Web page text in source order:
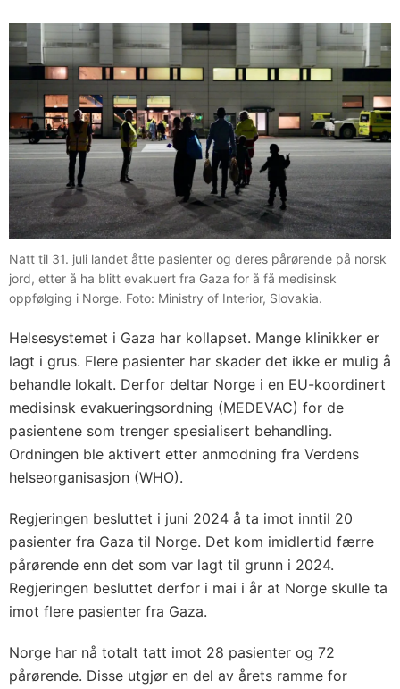
Natt til 31. juli landet åtte pasienter og deres pårørende på norsk
jord, etter å ha blitt evakuert fra Gaza for å få medisinsk
oppfølging i Norge. Foto: Ministry of Interior, Slovakia.
Helsesystemet i Gaza har kollapset. Mange klinikker er
lagt i grus. Flere pasienter har skader det ikke er mulig å
behandle lokalt. Derfor deltar Norge i en EU-koordinert
medisinsk evakueringsordning (MEDEVAC) for de
pasientene som trenger spesialisert behandling.
Ordningen ble aktivert etter anmodning fra Verdens
helseorganisasjon (WHO).
Regjeringen besluttet i juni 2024 å ta imot inntil 20
pasienter fra Gaza til Norge. Det kom imidlertid færre
pårørende enn det som var lagt til grunn i 2024.
Regjeringen besluttet derfor i mai i år at Norge skulle ta
imot flere pasienter fra Gaza.
Norge har nå totalt tatt imot 28 pasienter og 72
pårørende. Disse utgjør en del av årets ramme for